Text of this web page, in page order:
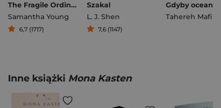
The Fragile Ordinary
Samantha Young
6,7 (1717)
Szakal
L. J. Shen
7,6 (1147)
Tahereh Mafi
Inne książki Mona Kasten